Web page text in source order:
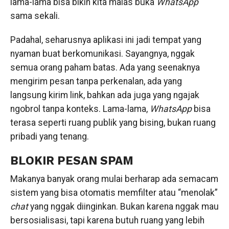
lama-lama bisa bikin kita malas buka WhatsApp
sama sekali.
Padahal, seharusnya aplikasi ini jadi tempat yang
nyaman buat berkomunikasi. Sayangnya, nggak
semua orang paham batas. Ada yang seenaknya
mengirim pesan tanpa perkenalan, ada yang
langsung kirim link, bahkan ada juga yang ngajak
ngobrol tanpa konteks. Lama-lama, WhatsAppbisa
terasa seperti ruang publik yang bising, bukan ruang
pribadi yang tenang.
BLOKIR PESAN SPAM
Makanya banyak orang mulai berharap ada semacam
sistem yang bisa otomatis memfilter atau “menolak”
chatyang nggak diinginkan. Bukan karena nggak mau
bersosialisasi, tapi karena butuh ruang yang lebih